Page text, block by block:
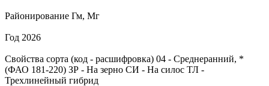
Районирование Гм, Мг
Год 2026
Свойства сорта (код - расшифровка) 04 - Среднеранний, *
(ФАО 181-220) ЗР - На зерно СИ - На силос ТЛ -
Трехлинейный гибрид